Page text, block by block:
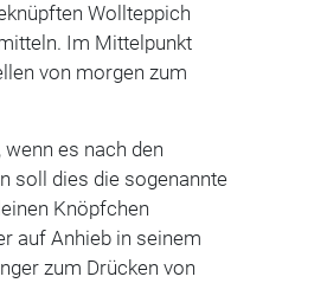
Wollteppich
Im Mittelpunkt
von morgen zum
es nach den
soll dies die sogenannte
Knöpfchen
auf Anhieb in seinem
zum Drücken von